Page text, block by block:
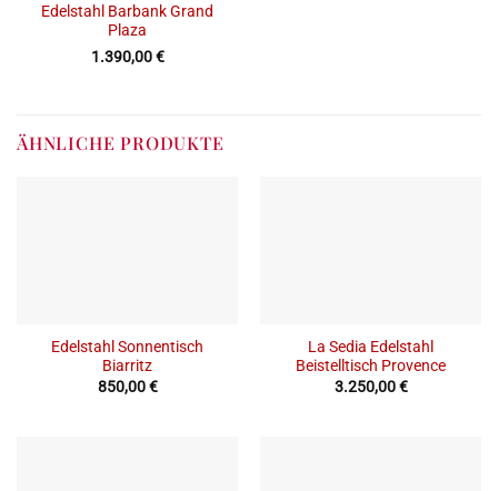
Edelstahl Barbank Grand
Plaza
1.390,00€
ÄHNLICHE PRODUKTE
Edelstahl Sonnentisch
Biarritz
850,00€
La Sedia Edelstahl
Beistelltisch Provence
3.250,00€